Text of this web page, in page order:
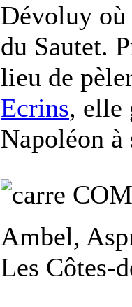
Dévoluy où
du Sautet.
lieu de
Ecrins, elle
Napoléon
Ambel,
Les Côtes-